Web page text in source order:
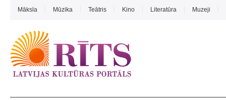
Māksla Mūzika Teātris Kino Literatūra Muzeji